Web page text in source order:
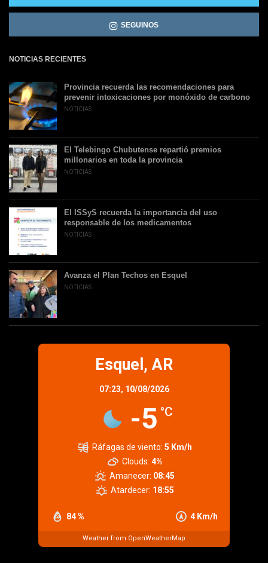
SEGUINOS
NOTICIAS RECIENTES
Provincia recuerda las recomendaciones para
prevenir intoxicaciones por monóxido de carbono
NOTICIAS
El Telebingo Chubutense repartió premios
millonarios en toda la provincia
NOTICIAS
El ISSyS recuerda la importancia del uso
responsable de los medicamentos
NOTICIAS
Avanza el Plan Techos en Esquel
NOTICIAS
Esquel, AR
07:23, 10/08/2026
-5 °C
84 % 4 Km/h
Ráfagas de viento: 5 Km/h
Clouds: 4%
Amanecer: 08:45
Atardecer: 18:55
Weather from OpenWeatherMap